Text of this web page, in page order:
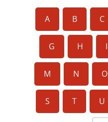
A B C
G H I
M N O
S T U